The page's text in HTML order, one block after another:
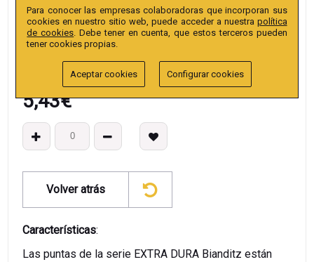
EAN13:
5,43€
Volver atrás
Características:
Las puntas de la serie EXTRA DURA Bianditz están
Para conocer las empresas colaboradoras que incorporan sus
cookies en nuestro sitio web, puede acceder a nuestra política
de cookies . Debe tener en cuenta, que estos terceros pueden
tener cookies propias.
Aceptar cookies Configurar cookies